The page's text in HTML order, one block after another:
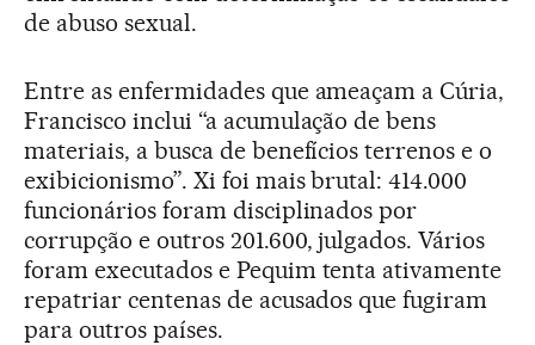
de abuso sexual.
Entre as enfermidades que ameaçam a Cúria,
Francisco inclui “a acumulação de bens
materiais, a busca de benefícios terrenos e o
exibicionismo”. Xi foi mais brutal: 414.000
funcionários foram disciplinados por
corrupção e outros 201.600, julgados. Vários
foram executados e Pequim tenta ativamente
repatriar centenas de acusados que fugiram
para outros países.